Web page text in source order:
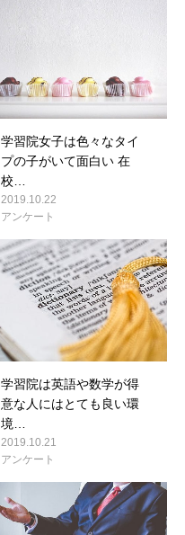
学習院女子は色々なタイ
プの子がいて面白い 在
校…
2019.10.22
アンケート
学習院は英語や数学が得
意な人にはとても良い環
境…
2019.10.21
アンケート